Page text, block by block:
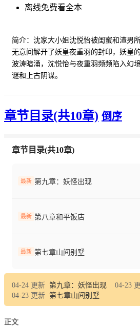
离线免费看全本
简介：沈家大小姐沈悦怡被闺蜜和渣男
无意间解开了妖皇夜重羽的封印，妖皇
波涛暗涌，沈悦怡与夜重羽频频陷入幻
谜和上古阴谋。
章节目录(共10章) 倒序
章节目录(共10章)
最新 第九章：妖怪出现
最新 第八章和平饭店
最新 第七章山间别墅
04-24 更新 第九章：妖怪出现 04-23
04-23 更新 第七章山间别墅
正文